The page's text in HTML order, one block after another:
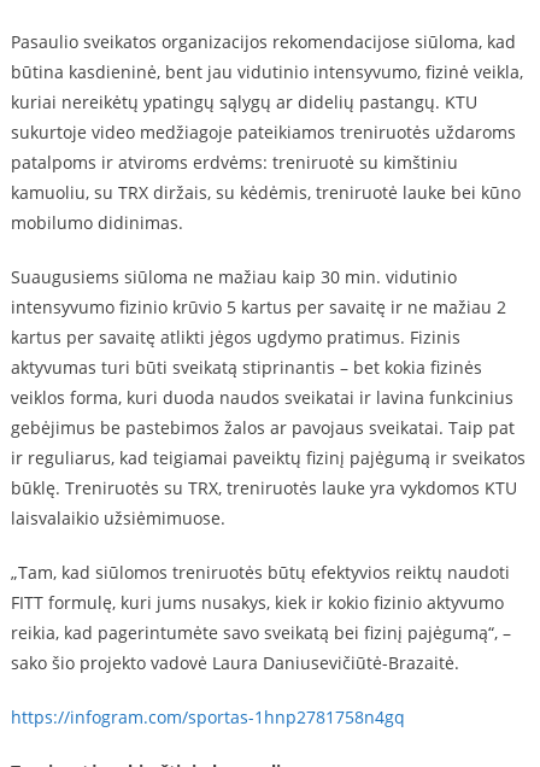
Pasaulio sveikatos organizacijos rekomendacijose siūloma, kad
būtina kasdieninė, bent jau vidutinio intensyvumo, fizinė veikla,
kuriai nereikėtų ypatingų sąlygų ar didelių pastangų. KTU
sukurtoje video medžiagoje pateikiamos treniruotės uždaroms
patalpoms ir atviroms erdvėms: treniruotė su kimštiniu
kamuoliu, su TRX diržais, su kėdėmis, treniruotė lauke bei kūno
mobilumo didinimas.
Suaugusiems siūloma ne mažiau kaip 30 min. vidutinio
intensyvumo fizinio krūvio 5 kartus per savaitę ir ne mažiau 2
kartus per savaitę atlikti jėgos ugdymo pratimus. Fizinis
aktyvumas turi būti sveikatą stiprinantis – bet kokia fizinės
veiklos forma, kuri duoda naudos sveikatai ir lavina funkcinius
gebėjimus be pastebimos žalos ar pavojaus sveikatai. Taip pat
ir reguliarus, kad teigiamai paveiktų fizinį pajėgumą ir sveikatos
būklę. Treniruotės su TRX, treniruotės lauke yra vykdomos KTU
laisvalaikio užsiėmimuose.
„Tam, kad siūlomos treniruotės būtų efektyvios reiktų naudoti
FITT formulę, kuri jums nusakys, kiek ir kokio fizinio aktyvumo
reikia, kad pagerintumėte savo sveikatą bei fizinį pajėgumą“, –
sako šio projekto vadovė Laura Daniusevičiūtė-Brazaitė.
https://infogram.com/sportas-1hnp2781758n4gq